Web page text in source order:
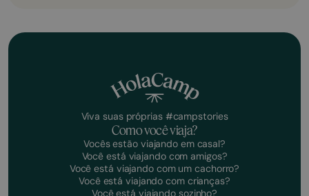
Viva suas próprias #campstories
Como você viaja?
Vocês estão viajando em casal?
Você está viajando com amigos?
Você está viajando com um cachorro?
Você está viajando com crianças?
Você está viajando sozinho?